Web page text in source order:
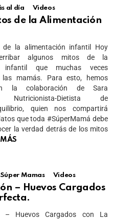
al día Videos
de la Alimentación
la alimentación infantil Hoy
algunos mitos de la
infantil que muchas veces
mamás. Para esto, hemos
la colaboración de Sara
Nutricionista-Dietista de
quien nos compartirá
que toda #SúperMamá debe
la verdad detrás de los mitos
MÁS
Mamas Videos
– Huevos Cargados
– Huevos Cargados con La